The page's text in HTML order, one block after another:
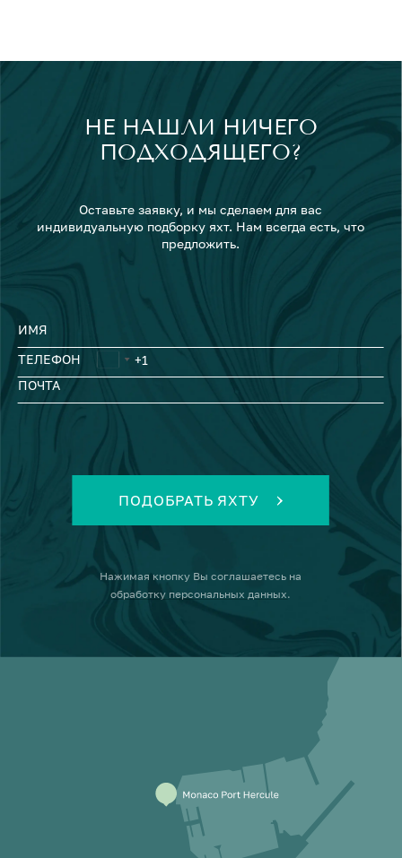
НЕ НАШЛИ НИЧЕГО
ПОДХОДЯЩЕГО?
Оставьте заявку, и мы сделаем для вас
индивидуальную подборку яхт. Нам всегда есть, что
предложить.
ИМЯ
ТЕЛЕФОН
ПОЧТА
ПОДОБРАТЬ ЯХТУ
Нажимая кнопку Вы соглашаетесь на
обработку персональных данных.